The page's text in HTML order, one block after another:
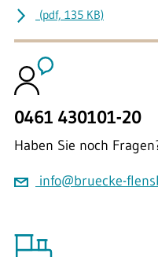
(pdf, 135 KB)
0461 430101-20
Haben Sie noch
info@bruecke-